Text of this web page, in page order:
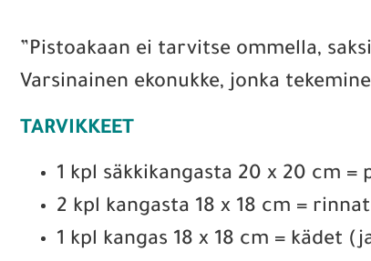
”Pistoakaan ei tarvitse ommella,
Varsinainen ekonukke, jonka
TARVIKKEET
1 kpl säkkikangasta 20 x 20 cm =
2 kpl kangasta 18 x 18 cm =
1 kpl kangas 18 x 18 cm = kädet